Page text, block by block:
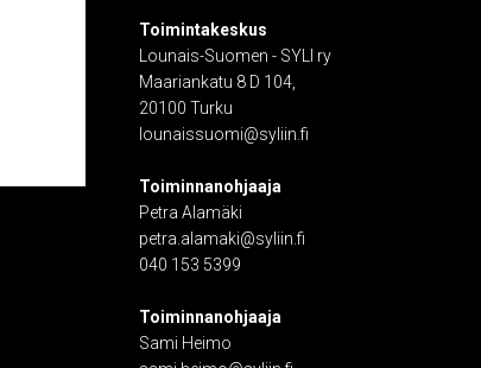
Toimintakeskus
Lounais-Suomen - SYLI ry
Maariankatu 8 D 104,
20100 Turku
lounaissuomi@syliin.fi
Toiminnanohjaaja
Petra Alamäki
petra.alamaki@syliin.fi
040 153 5399
Toiminnanohjaaja
Sami Heimo